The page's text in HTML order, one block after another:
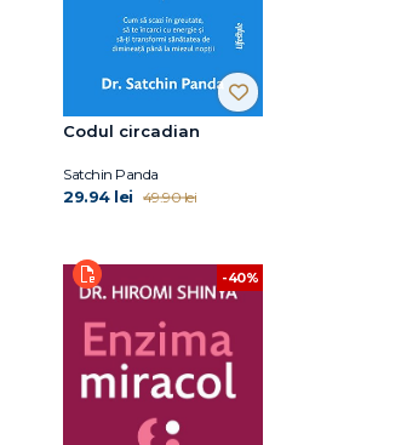
Codul circadian
Satchin Panda
29.94 lei 49.90 lei
-40%